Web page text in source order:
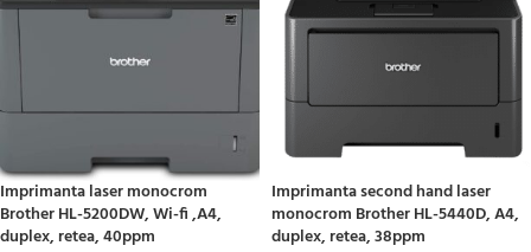
Imprimanta laser monocrom
Brother HL-5200DW, Wi-fi ,A4,
duplex, retea, 40ppm
Imprimanta second hand laser
monocrom Brother HL-5440D, A4,
duplex, retea, 38ppm